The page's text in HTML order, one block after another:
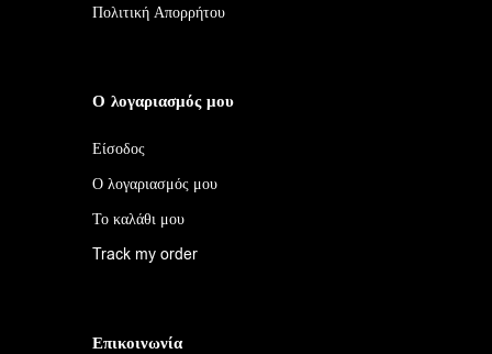
Πολιτική Απορρήτου
Ο λογαριασμός μου
Είσοδος
Ο λογαριασμός μου
Το καλάθι μου
Track my order
Επικοινωνία